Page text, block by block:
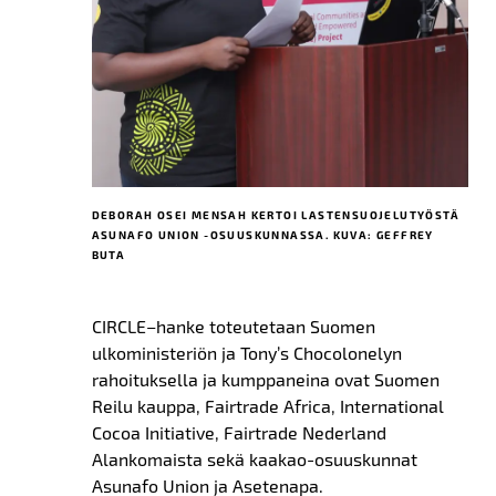
DEBORAH OSEI MENSAH KERTOI LASTENSUOJELUTYÖSTÄ
ASUNAFO UNION -OSUUSKUNNASSA. KUVA: GEFFREY
BUTA
CIRCLE–hanke toteutetaan Suomen
ulkoministeriön ja Tony’s Chocolonelyn
rahoituksella ja kumppaneina ovat Suomen
Reilu kauppa, Fairtrade Africa, International
Cocoa Initiative, Fairtrade Nederland
Alankomaista sekä kaakao-osuuskunnat
Asunafo Union ja Asetenapa.